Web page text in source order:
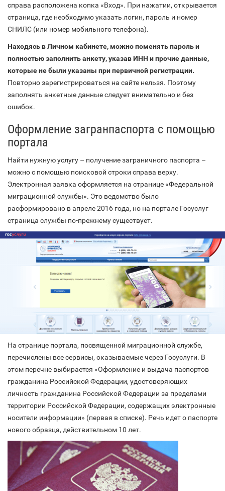
справа расположена копка «Вход». При нажатии, открывается
страница, где необходимо указать логин, пароль и номер
СНИЛС (или номер мобильного телефона).
Находясь в Личном кабинете, можно поменять пароль и
полностью заполнить анкету, указав ИНН и прочие данные,
которые не были указаны при первичной регистрации.
Повторно зарегистрироваться на сайте нельзя. Поэтому
заполнять анкетные данные следует внимательно и без
ошибок.
Оформление загранпаспорта с помощью
портала
Найти нужную услугу – получение заграничного паспорта –
можно с помощью поисковой строки справа верху.
Электронная заявка оформляется на странице «Федеральной
миграционной службы». Это ведомство было
расформировано в апреле 2016 года, но на портале Госуслуг
страница службы по-прежнему существует.
На странице портала, посвященной миграционной службе,
перечислены все сервисы, оказываемые через Госуслуги. В
этом перечне выбирается «Оформление и выдача паспортов
гражданина Российской Федерации, удостоверяющих
личность гражданина Российской Федерации за пределами
территории Российской Федерации, содержащих электронные
носители информации» (первая в списке). Речь идет о паспорте
нового образца, действительном 10 лет.